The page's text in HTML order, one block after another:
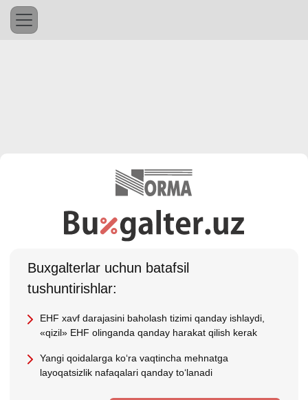
Buхgalterlar uchun batafsil
tushuntirishlar:
EHF хavf darajasini baholash tizimi qanday ishlaydi,
«qizil» EHF olinganda qanday harakat qilish kerak
Yangi qoidalarga koʻra vaqtincha mehnatga
layoqatsizlik nafaqalari qanday toʻlanadi